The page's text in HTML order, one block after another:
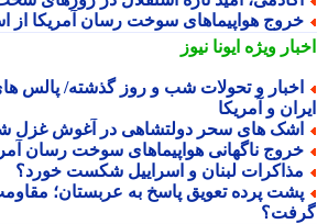
هواپیماهای سوخت رسان آمریکا از
ویژهایونا نیوز
و تحولات شب و روز گذشته/ پالس های
و آمریکا
های سحر دولتشاهی در آغوش غزل
ناگهانی هواپیماهای سوخت رسان آمریکا
لبنان و اسراییل شکست خورد؟
پرده تعویق پاسخ به عربستان؛ مقاومت